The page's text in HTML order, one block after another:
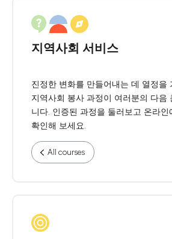
지역사회 서비스
진정한 변화를 만들어내는 데 열정을
지역사회 봉사 과정이 여러분의 다음
니다. 인증된 과정을 둘러보고 온라인
확인해 보세요.
All courses